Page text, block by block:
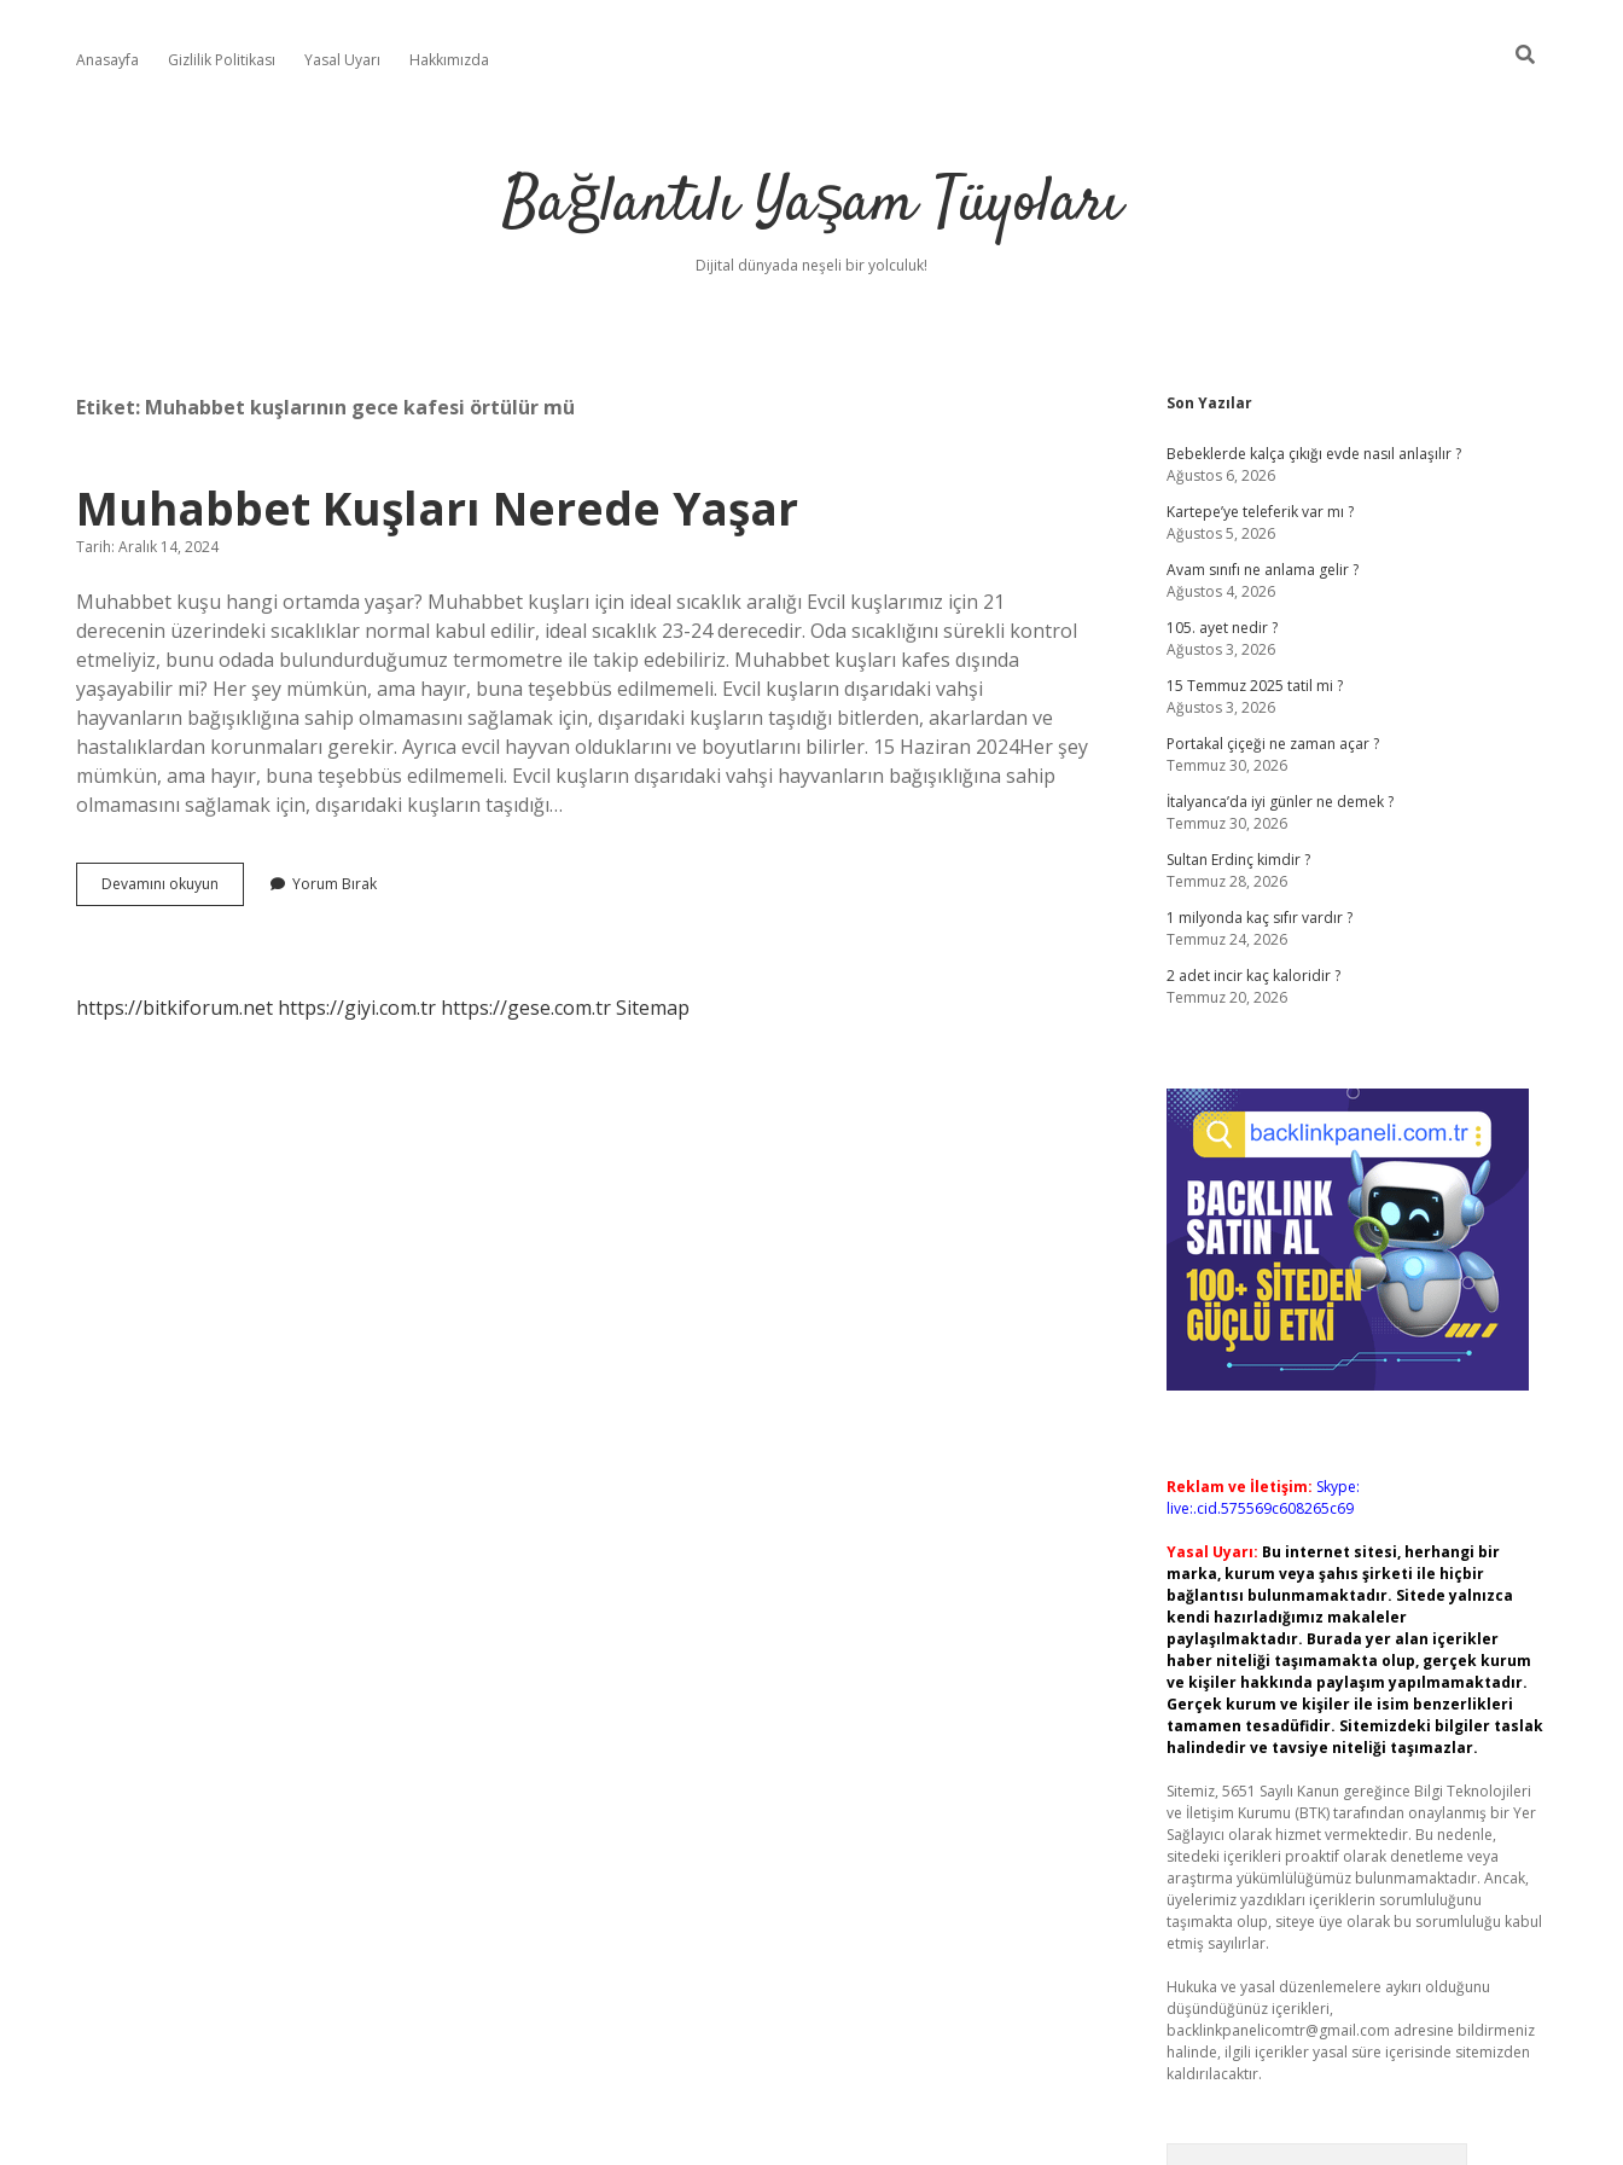
Anasayfa Gizlilik Politikası Yasal Uyarı Hakkımızda
Bağlantılı Yaşam Tüyoları
Dijital dünyada neşeli bir yolculuk!
Etiket: Muhabbet kuşlarının gece kafesi örtülür mü
Muhabbet Kuşları Nerede Yaşar
Tarih: Aralık 14, 2024
Muhabbet kuşu hangi ortamda yaşar? Muhabbet kuşları için ideal sıcaklık aralığı Evcil kuşlarımız için 21
derecenin üzerindeki sıcaklıklar normal kabul edilir, ideal sıcaklık 23-24 derecedir. Oda sıcaklığını sürekli kontrol
etmeliyiz, bunu odada bulundurduğumuz termometre ile takip edebiliriz. Muhabbet kuşları kafes dışında
yaşayabilir mi? Her şey mümkün, ama hayır, buna teşebbüs edilmemeli. Evcil kuşların dışarıdaki vahşi
hayvanların bağışıklığına sahip olmamasını sağlamak için, dışarıdaki kuşların taşıdığı bitlerden, akarlardan ve
hastalıklardan korunmaları gerekir. Ayrıca evcil hayvan olduklarını ve boyutlarını bilirler. 15 Haziran 2024Her şey
mümkün, ama hayır, buna teşebbüs edilmemeli. Evcil kuşların dışarıdaki vahşi hayvanların bağışıklığına sahip
olmamasını sağlamak için, dışarıdaki kuşların taşıdığı…
Devamını okuyun Muhabbet
Kuşları
Yorum Bırak
https://bitkiforum.net https://giyi.com.tr https://gese.com.trSitemap
Sidebar
Son Yazılar
Bebeklerde kalça çıkığı evde nasıl anlaşılır ?
Ağustos 6, 2026
Kartepe’ye teleferik var mı ?
Ağustos 5, 2026
Avam sınıfı ne anlama gelir ?
Ağustos 4, 2026
105. ayet nedir ?
Ağustos 3, 2026
15 Temmuz 2025 tatil mi ?
Ağustos 3, 2026
Portakal çiçeği ne zaman açar ?
Temmuz 30, 2026
İtalyanca’da iyi günler ne demek ?
Temmuz 30, 2026
Sultan Erdinç kimdir ?
Temmuz 28, 2026
1 milyonda kaç sıfır vardır ?
Temmuz 24, 2026
2 adet incir kaç kaloridir ?
Temmuz 20, 2026
Reklam ve İletişim: Skype:
live:.cid.575569c608265c69
Yasal Uyarı: Bu internet sitesi, herhangi bir
marka, kurum veya şahıs şirketi ile hiçbir
bağlantısı bulunmamaktadır. Sitede yalnızca
kendi hazırladığımız makaleler
paylaşılmaktadır. Burada yer alan içerikler
haber niteliği taşımamakta olup, gerçek kurum
ve kişiler hakkında paylaşım yapılmamaktadır.
Gerçek kurum ve kişiler ile isim benzerlikleri
tamamen tesadüfidir. Sitemizdeki bilgiler taslak
halindedir ve tavsiye niteliği taşımazlar.
Sitemiz, 5651 Sayılı Kanun gereğince Bilgi Teknolojileri
ve İletişim Kurumu (BTK) tarafından onaylanmış bir Yer
Sağlayıcı olarak hizmet vermektedir. Bu nedenle,
sitedeki içerikleri proaktif olarak denetleme veya
araştırma yükümlülüğümüz bulunmamaktadır. Ancak,
üyelerimiz yazdıkları içeriklerin sorumluluğunu
taşımakta olup, siteye üye olarak bu sorumluluğu kabul
etmiş sayılırlar.
Hukuka ve yasal düzenlemelere aykırı olduğunu
düşündüğünüz içerikleri,
backlinkpanelicomtr@gmail.com adresine bildirmeniz
halinde, ilgili içerikler yasal süre içerisinde sitemizden
kaldırılacaktır.